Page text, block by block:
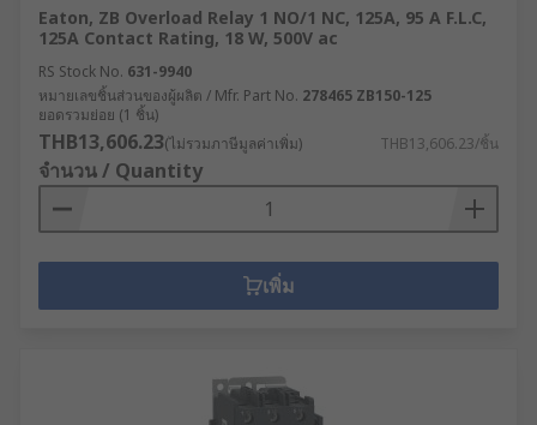
Eaton, ZB Overload Relay 1 NO/1 NC, 125A, 95 A F.L.C,
125A Contact Rating, 18 W, 500V ac
RS Stock No. 631-9940
หมายเลขชิ้นส่วนของผู้ผลิต / Mfr. Part No. 278465 ZB150-125
ยอดรวมย่อย (1 ชิ้น)
THB13,606.23(ไม่รวมภาษีมูลค่าเพิ่ม) THB13,606.23/ชิ้น
จำนวน / Quantity
เพิ่ม